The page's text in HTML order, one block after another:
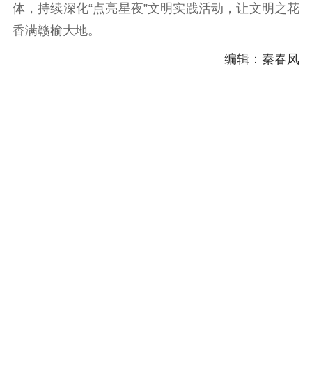
体，持续深化“点亮星夜”文明实践活动，让文明之花
香满赣榆大地。
编辑：秦春凤